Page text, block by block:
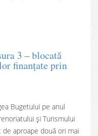
3 – blocată
finanțate prin
Bugetului pe anul
și Turismului
aproape două ori mai